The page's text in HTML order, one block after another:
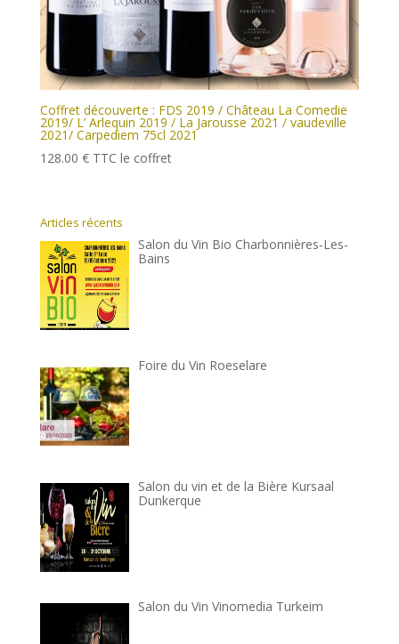
Coffret découverte : FDS 2019 / Château La Comedie
2019/ L’ Arlequin 2019 / La Jarousse 2021 / vaudeville
2021/ Carpediem 75cl 2021
128.00 € TTC le coffret
Articles récents
Salon du Vin Bio Charbonnières-Les-
Bains
Foire du Vin Roeselare
Salon du vin et de la Bière Kursaal
Dunkerque
Salon du Vin Vinomedia Turkeim